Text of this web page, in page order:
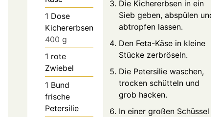
1 Dose
Kichererbsen
400 g
1 rote
Zwiebel
1 Bund
frische
Petersilie
Die Kichererbsen in ein
Sieb geben, abspülen und
abtropfen lassen.
Den Feta-Käse in kleine
Stücke zerbröseln.
Die Petersilie waschen,
trocken schütteln und
grob hacken.
In einer großen Schüssel